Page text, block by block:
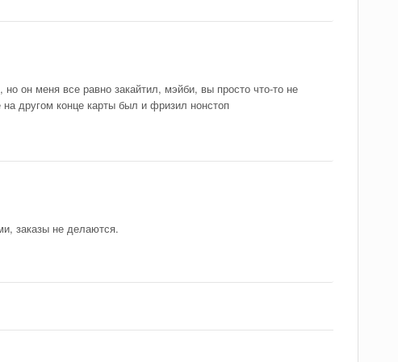
он меня все равно закайтил, мэйби, вы просто что-то не
другом конце карты был и фризил нонстоп
заказы не делаются.